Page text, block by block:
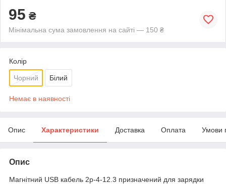
95 ₴
Мінімальна сума замовлення на сайті — 150 ₴
Колір
Чорний Білий
Немає в наявності
Опис Характеристики Доставка Оплата Умови
Опис
Магнітний USB кабель 2p-4-12.3 призначений для зарядки